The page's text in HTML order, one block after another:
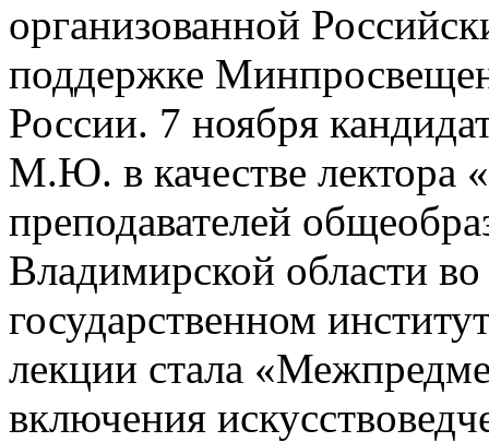
организованной
поддержке
России. 7 ноября
М.Ю. в качестве лектора
преподавателей
Владимирской области
государственном
лекции стала
включения